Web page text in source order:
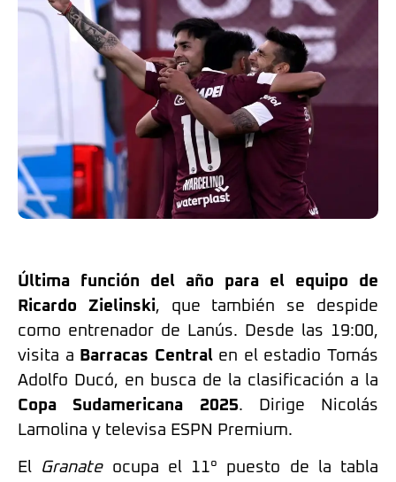
Última función del año para el equipo de
Ricardo Zielinski, que también se despide
como entrenador de Lanús. Desde las 19:00,
visita a Barracas Centralen el estadio Tomás
Adolfo Ducó, en busca de la clasificación a la
Copa Sudamericana 2025. Dirige Nicolás
Lamolina y televisa ESPN Premium.
El Granateocupa el 11° puesto de la tabla